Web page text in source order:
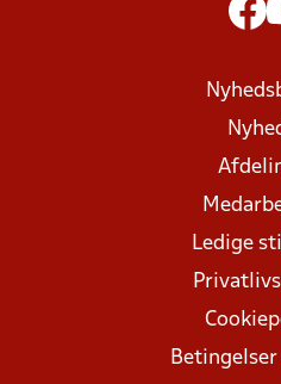
Ledige